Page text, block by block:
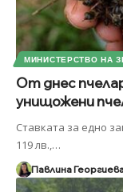
МИНИСТЕРСТВО НА
От днес
унищожени
Ставката за едно
119 лв.,…
Павлина